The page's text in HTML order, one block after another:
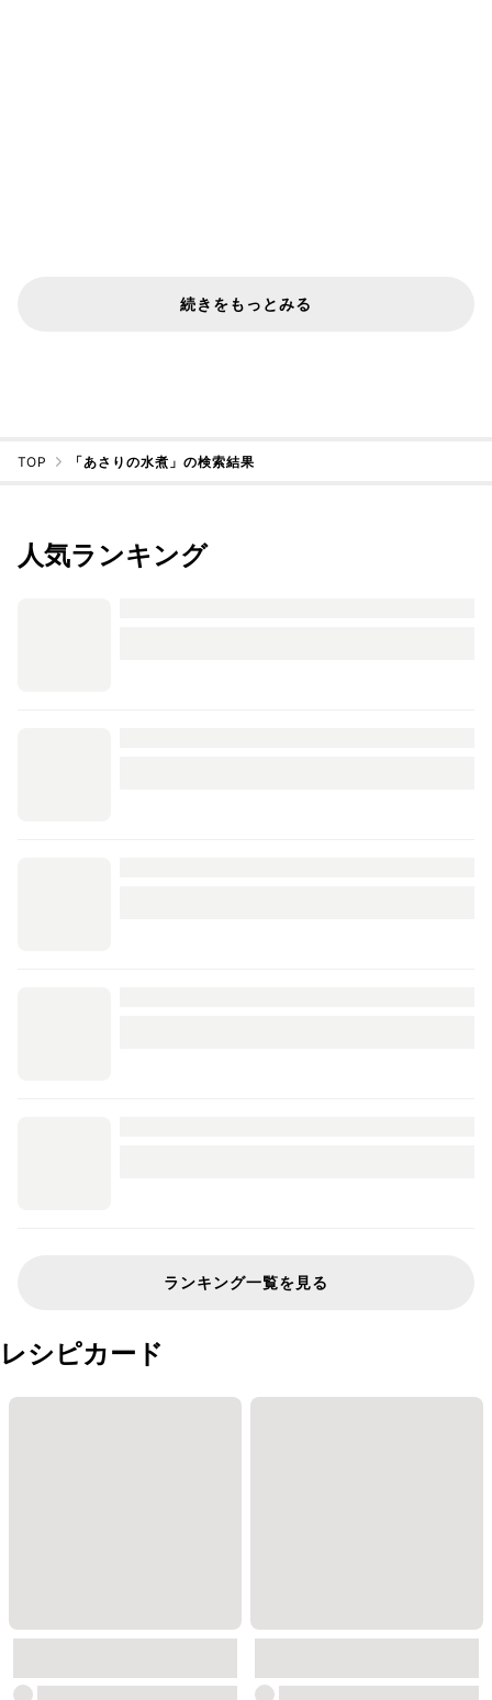
続きをもっとみる
TOP 「あさりの水煮」の検索結果
人気ランキング
ランキング一覧を見る
レシピカード